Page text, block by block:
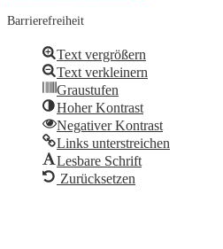
Barrierefreiheit
Text vergrößern
Text verkleinern
Graustufen
Hoher Kontrast
Negativer Kontrast
Links unterstreichen
Lesbare Schrift
Zurücksetzen